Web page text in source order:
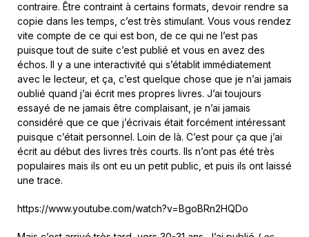
contraire. Être contraint à certains formats, devoir rendre sa
copie dans les temps, c’est très stimulant. Vous vous rendez
vite compte de ce qui est bon, de ce qui ne l’est pas
puisque tout de suite c’est publié et vous en avez des
échos. Il y a une interactivité qui s’établit immédiatement
avec le lecteur, et ça, c’est quelque chose que je n’ai jamais
oublié quand j’ai écrit mes propres livres. J’ai toujours
essayé de ne jamais être complaisant, je n’ai jamais
considéré que ce que j’écrivais était forcément intéressant
puisque c’était personnel. Loin de là. C’est pour ça que j’ai
écrit au début des livres très courts. Ils n’ont pas été très
populaires mais ils ont eu un petit public, et puis ils ont laissé
une trace.
https://www.youtube.com/watch?v=BgoBRn2HQDo